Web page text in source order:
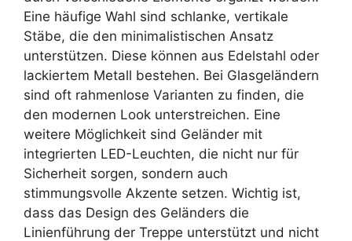
Eine häufige Wahl sind schlanke, vertikale
Stäbe, die den minimalistischen Ansatz
unterstützen. Diese können aus Edelstahl oder
lackiertem Metall bestehen. Bei Glasgeländern
sind oft rahmenlose Varianten zu finden, die
den modernen Look unterstreichen. Eine
weitere Möglichkeit sind Geländer mit
integrierten LED-Leuchten, die nicht nur für
Sicherheit sorgen, sondern auch
stimmungsvolle Akzente setzen. Wichtig ist,
dass das Design des Geländers die
Linienführung der Treppe unterstützt und nicht